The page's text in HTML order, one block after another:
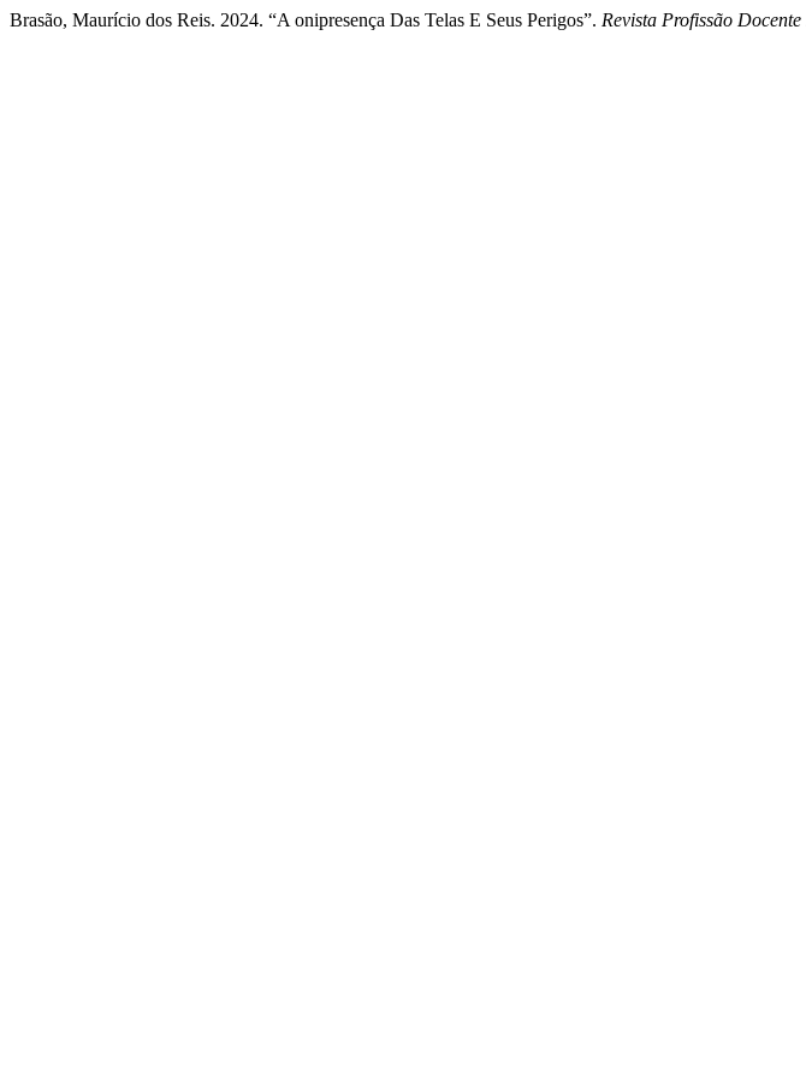
Brasão, Maurício dos Reis. 2024. “A onipresença Das Telas E Seus Perigos”. Revista Profissão Docente